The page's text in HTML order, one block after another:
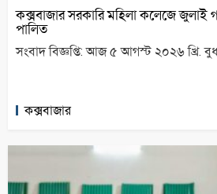
কক্সবাজার সরকারি মহিলা কলেজে জুলাই
পালিত
সংবাদ বিজ্ঞপ্তি: আজ ৫ আগস্ট ২০২৬ খ্রি.
কক্সবাজার